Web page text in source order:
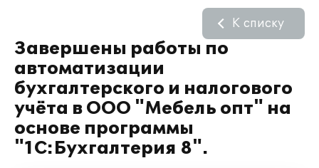
Завершены работы по
автоматизации
бухгалтерского и налогового
учёта в ООО "Мебель опт" на
основе программы
"1С:Бухгалтерия 8".
К списку